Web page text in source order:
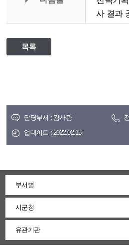
사 결과
목록
담당부서 : 감사관
업데이트 : 2022.02.15
부서별
시군청
유관기관